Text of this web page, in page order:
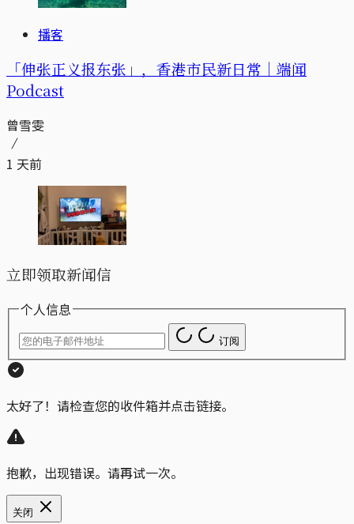
播客
「伸张正义报东张」，香港市民新日常｜端闻
Podcast
曾雪雯
1 天前
立即领取新闻信
个人信息
订阅
太好了！请检查您的收件箱并点击链接。
抱歉，出现错误。请再试一次。
关闭